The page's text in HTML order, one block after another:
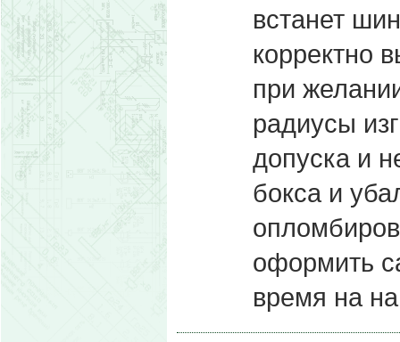
встанет
корректно
при
радиусы
допуска и
бокса и
оформить
время на